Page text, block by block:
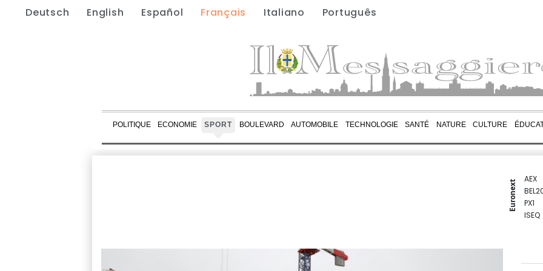
Deutsch English Español Français Italiano Português
POLITIQUE ECONOMIE SPORT BOULEVARD AUTOMOBILE TECHNOLOGIE SANTÉ NATURE CULTURE
Euronext
AEX
PX1
ISEQ